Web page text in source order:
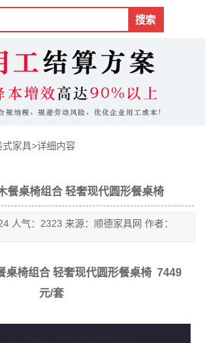
搜索
式家具>详细内容
餐桌椅组合 轻奢现代圆形餐桌椅
人气：2323 来源：顺德家具网 作者：
桌椅组合 轻奢现代圆形餐桌椅 7449
元/套